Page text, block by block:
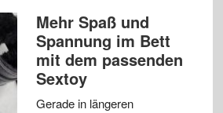
Mehr Spaß und
Spannung im Bett
mit dem passenden
Sextoy
Gerade in längeren